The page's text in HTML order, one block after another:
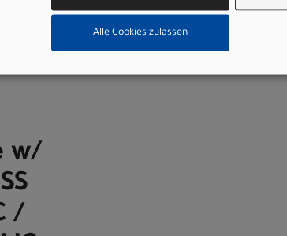
w/
/
Art.Nr. 93326-3003
Farbe: GLOSS NEBULA METALLIC /
Alle Cookies zulassen